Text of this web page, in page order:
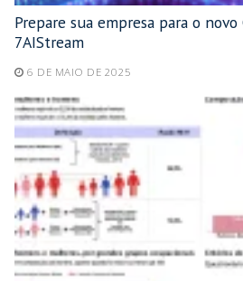
Prepare sua empresa para o novo
7AIStream
6 DE MAIO DE 2025